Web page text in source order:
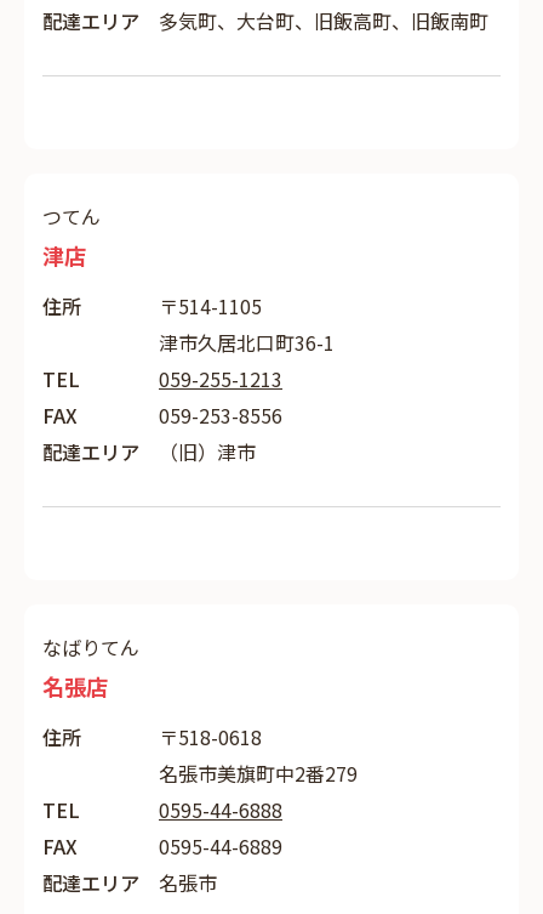
配達エリア 多気町、大台町、旧飯高町、旧飯南町
つてん
津店
住所
〒514-1105
津市久居北口町36-1
TEL
059-255-1213
FAX
059-253-8556
配達エリア
（旧）津市
なばりてん
名張店
住所
〒518-0618
名張市美旗町中2番279
TEL
0595-44-6888
FAX
0595-44-6889
配達エリア
名張市